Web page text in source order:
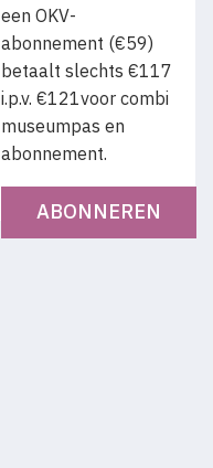
een OKV-
abonnement (€59)
betaalt slechts €117
i.p.v. €121voor combi
museumpas en
abonnement.
ABONNEREN